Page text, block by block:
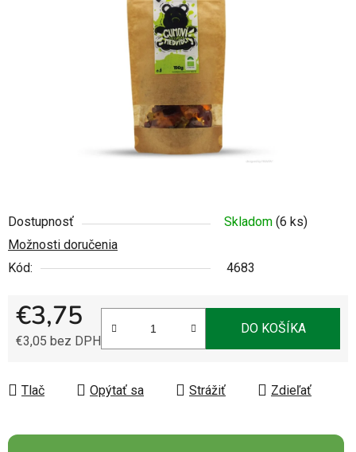
Dostupnosť Skladom (6 ks)
Možnosti doručenia
Kód:
4683
€3,75
€3,05 bez DPH
DO KOŠÍKA
Tlač Opýtať sa Strážiť Zdieľať